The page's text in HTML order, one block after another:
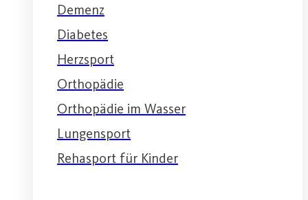
Demenz
Diabetes
Herzsport
Orthopädie
Orthopädie im Wasser
Lungensport
Rehasport für Kinder